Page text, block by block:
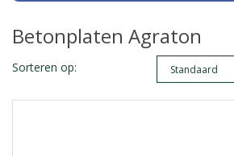
Betonplaten Agraton
Sorteren op: